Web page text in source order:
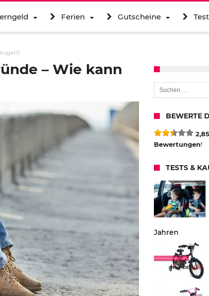
Ferien Gutscheine Test
– Wie kann
Suchen nach:
BEWERTE
2,85
Bewertungen!
TESTS &
Jahren